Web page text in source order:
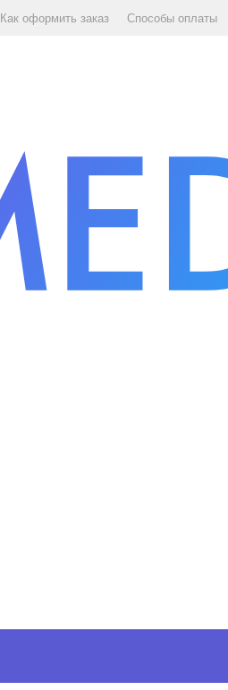
Как оформить заказ Способы оплаты